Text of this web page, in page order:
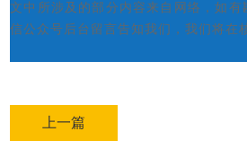
文中所涉及的部分内容来自网络，如有
信公众号后台留言告知我们，我们将在
上一篇